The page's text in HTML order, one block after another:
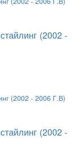
(2002 -
(2002 -